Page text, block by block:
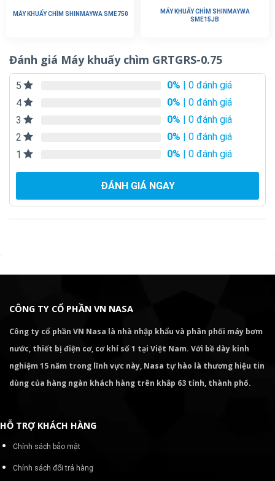
MÁY KHUẤY CHÌM SHINMAYWA SME750
MÁY KHUẤY CHÌM SHINMAYWA
SME15JB
Đánh giá Máy khuấy chìm GRTGRS-0.75
5 0% | 0 đánh giá
4
0% | 0 đánh giá
3
0% | 0 đánh giá
2
0% | 0 đánh giá
1
0% | 0 đánh giá
ĐÁNH GIÁ NGAY
CÔNG TY CỔ PHẦN VN NASA
Công ty cổ phần VN Nasa là nhà nhập khẩu và phân phối máy bơm
nước, thiết bị điện cơ, cơ khí số 1 tại Việt Nam. Với bề dày kinh
nghiệm 15 năm trong lĩnh vực này, Nasa tự hào là thương hiệu tin
dùng của hàng ngàn khách hàng trên khắp 63 tỉnh, thành phố.
HỖ TRỢ KHÁCH HÀNG
Chính sách bảo mật
Chính sách đổi trả hàng